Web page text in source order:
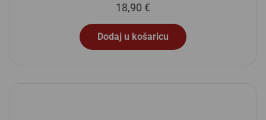
18,90 €
Dodaj u košaricu